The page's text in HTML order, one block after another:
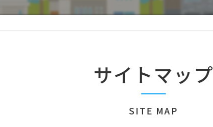
SITE MAP
サイトマップ